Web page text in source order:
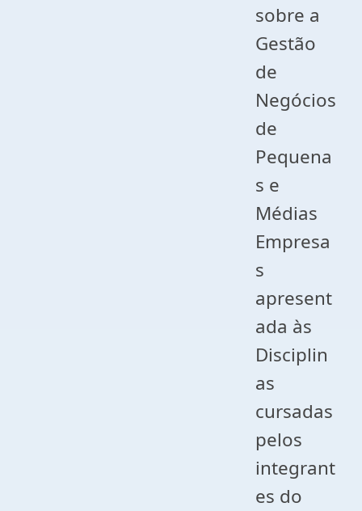
sobre a
Gestão
de
Negócios
de
Pequena
s e
Médias
Empresa
s
apresent
ada às
Disciplin
as
cursadas
pelos
integrant
es do